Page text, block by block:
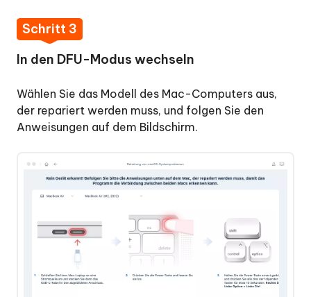
Schritt 3
In den DFU-Modus wechseln
Wählen Sie das Modell des Mac-Computers aus,
der repariert werden muss, und folgen Sie den
Anweisungen auf dem Bildschirm.